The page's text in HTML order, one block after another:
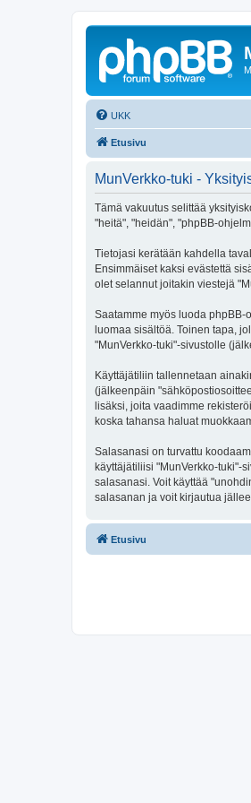
UKK
Etusivu
MunVerkko-tuki -
Tämä vakuutus selittää
"heitä", "heidän", "phpBB-
Tietojasi kerätään kahdella
Ensimmäiset kaksi evästettä
olet selannut joitakin viestejä
Saatamme myös luoda
luomaa sisältöä. Toinen tapa,
"MunVerkko-tuki"-sivustolle
Käyttäjätiliin tallennetaan
(jälkeenpäin
lisäksi, joita vaadimme
koska tahansa haluat
Salasanasi on turvattu
käyttäjätiliisi "MunVerkko-tuki"-
salasanasi. Voit käyttää
salasanan ja voit kirjautua
Etusivu